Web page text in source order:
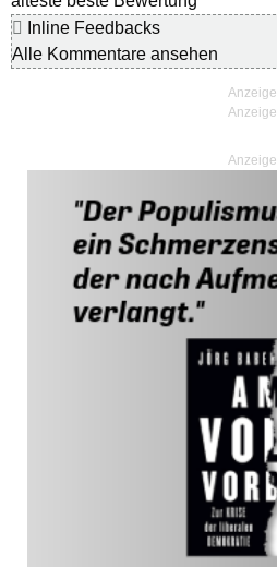
Inline Feedbacks
Alle Kommentare ansehen
Anzeige